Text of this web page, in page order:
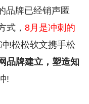
品牌已经销声匿
式， 8月是冲刺的
!松松软文携手松
品牌建立，塑造知
!